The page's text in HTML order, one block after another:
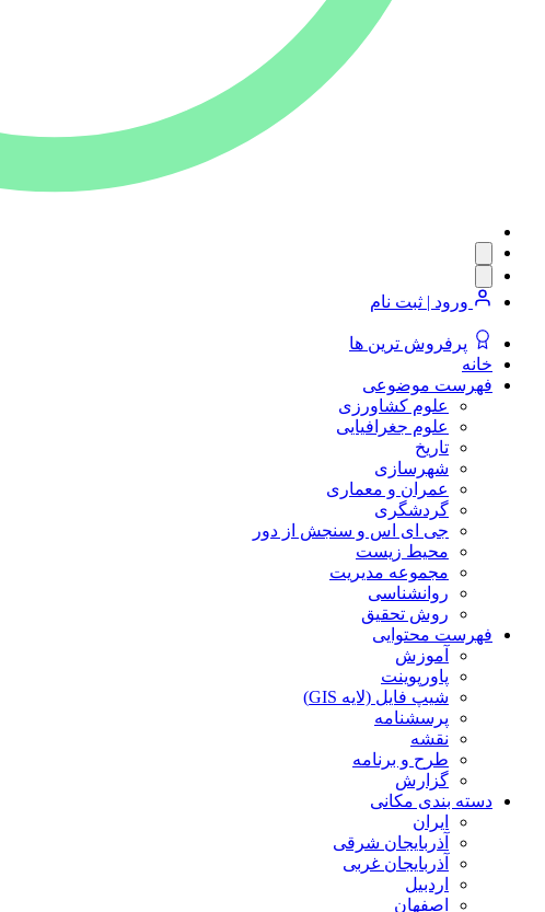
ورود | ثبت نام
پرفروش ترین ها
خانه
فهرست موضوعی
علوم کشاورزی
علوم جغرافیایی
تاریخ
شهرسازی
عمران و معماری
گردشگری
جی ای اس و سنجش از دور
محیط زیست
مجموعه مدیریت
روانشناسی
روش تحقیق
فهرست محتوایی
آموزش
پاورپوینت
شیپ فایل (لایه GIS)
پرسشنامه
نقشه
طرح و برنامه
گزارش
دسته بندی مکانی
ایران
آذربایجان شرقی
آذربایجان غربی
اردبیل
اصفهان